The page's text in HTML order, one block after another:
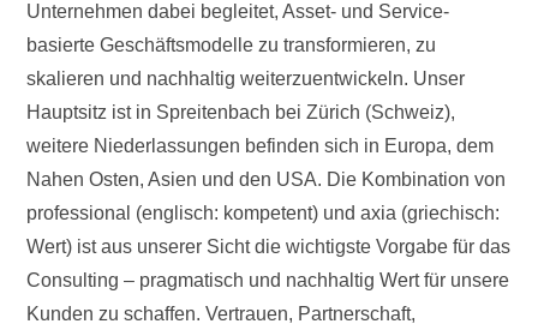
Unternehmen dabei begleitet, Asset- und Service-
basierte Geschäftsmodelle zu transformieren, zu
skalieren und nachhaltig weiterzuentwickeln. Unser
Hauptsitz ist in Spreitenbach bei Zürich (Schweiz),
weitere Niederlassungen befinden sich in Europa, dem
Nahen Osten, Asien und den USA. Die Kombination von
professional (englisch: kompetent) und axia (griechisch:
Wert) ist aus unserer Sicht die wichtigste Vorgabe für das
Consulting – pragmatisch und nachhaltig Wert für unsere
Kunden zu schaffen. Vertrauen, Partnerschaft,